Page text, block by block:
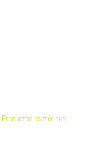
Productos esotéricos